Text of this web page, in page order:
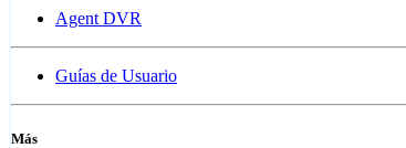
Agent DVR
Guías de Usuario
Más